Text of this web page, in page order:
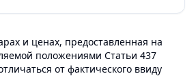
и ценах, предоставленная на
положениями Статьи 437
от фактического ввиду